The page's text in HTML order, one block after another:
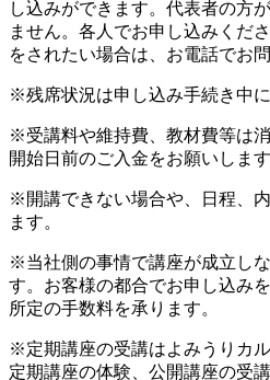
し込みができます。代表者の方
ません。各人でお申し込みくだ
をされたい場合は、お電話でお
※残席状況は申し込み手続き中
※受講料や維持費、教材費等は
開始日前のご入金をお願いします
※開講できない場合や、日程、
ます。
※当社側の事情で講座が成立し
す。お客様の都合でお申し込み
所定の手数料を承ります。
※定期講座の受講はよみうりカ
定期講座の体験、公開講座の受